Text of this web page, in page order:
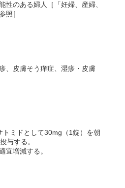
性のある婦人［「妊婦、産婦、
照］
、皮膚そう痒症、湿疹・皮膚
ミドとして30mg（1錠）を朝
与する。
宜増減する。